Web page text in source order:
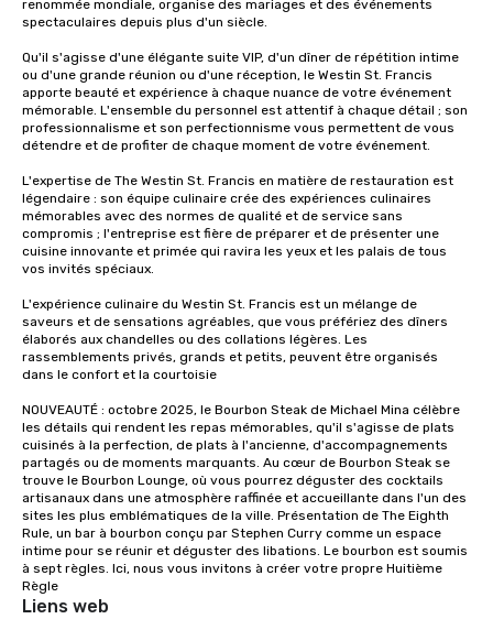
groups, small or large.
experiences can
groups from as few
as 500 guests,
Stress-Free Booking
a tour is stress-free
enjoy the company of
more easily. You’ll
of from the moment
booked to the minute
Since the menu is
have nothing to
date any dietary
allergies for anyone
Feel Like a VIP at
Smacking Foodie
group members
about waiting in line
restaurant or being
than desirable table.
renommée mondiale, organise des mariages et des événements
spectaculaires depuis plus d'un siècle.
Qu'il s'agisse d'une élégante suite VIP, d'un dîner de répétition intime
ou d'une grande réunion ou d'une réception, le Westin St. Francis
apporte beauté et expérience à chaque nuance de votre événement
mémorable. L'ensemble du personnel est attentif à chaque détail ; son
professionnalisme et son perfectionnisme vous permettent de vous
détendre et de profiter de chaque moment de votre événement.
L'expertise de The Westin St. Francis en matière de restauration est
légendaire : son équipe culinaire crée des expériences culinaires
mémorables avec des normes de qualité et de service sans
compromis ; l'entreprise est fière de préparer et de présenter une
cuisine innovante et primée qui ravira les yeux et les palais de tous
vos invités spéciaux.
L'expérience culinaire du Westin St. Francis est un mélange de
saveurs et de sensations agréables, que vous préfériez des dîners
élaborés aux chandelles ou des collations légères. Les
rassemblements privés, grands et petits, peuvent être organisés
dans le confort et la courtoisie
NOUVEAUTÉ : octobre 2025, le Bourbon Steak de Michael Mina célèbre
les détails qui rendent les repas mémorables, qu'il s'agisse de plats
cuisinés à la perfection, de plats à l'ancienne, d'accompagnements
partagés ou de moments marquants. Au cœur de Bourbon Steak se
trouve le Bourbon Lounge, où vous pourrez déguster des cocktails
artisanaux dans une atmosphère raffinée et accueillante dans l'un des
sites les plus emblématiques de la ville. Présentation de The Eighth
Rule, un bar à bourbon conçu par Stephen Curry comme un espace
intime pour se réunir et déguster des libations. Le bourbon est soumis
à sept règles. Ici, nous vous invitons à créer votre propre Huitième
Règle
Liens web